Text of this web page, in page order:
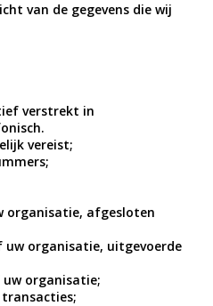
van de gegevens die wij
verstrekt in
vereist;
organisatie, afgesloten
uw organisatie, uitgevoerde
uw organisatie;
transacties;